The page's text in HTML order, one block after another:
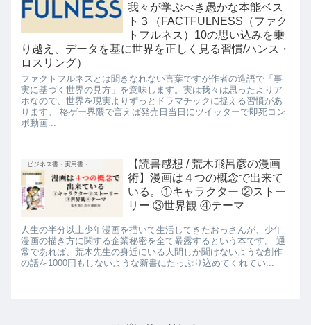
我々が学ぶべき愚かな本能ベス
ト３（FACTFULNESS（ファク
トフルネス）10の思い込みを乗
り越え、データを基に世界を正しく見る習慣/ハンス・
ロスリング）
ファクトフルネスとは聞きなれない言葉ですが作者の造語で「事
実に基づく世界の見方」を意味します。実は我々は思ったよりア
ホなので、世界を現実よりずっとドラマチックに捉える習慣があ
ります。 格ゲー界隈で言えば発売日当日にツイッターで即死コン
ボ動画...
【読書感想 / 荒木飛呂彦の漫画
術】漫画は４つの概念で出来て
いる。①キャラクター ②ストー
リー ③世界観 ④テーマ
人生の半分以上少年漫画を描いて生活してきたおっさんが、少年
漫画の描き方に関する企業秘密を全て暴露するという本です。 通
常であれば、荒木先生の身近にいる人間しか聞けないような創作
の話を1000円もしないような新書にたっぷり込めてくれてい...